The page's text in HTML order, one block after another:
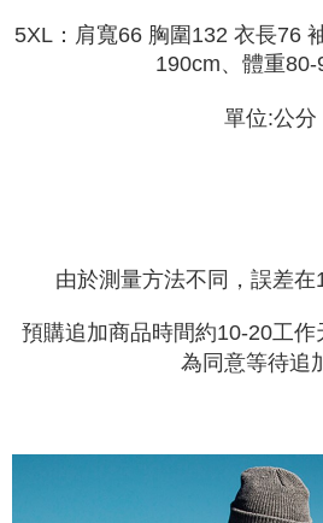
perjanjian menggunakan sistem bil Syarikat.
Untuk memenuhi hubungan kontrak yang
anda (termasuk nama, nombor telefon, atau
style">https://oppay.tw/userRule
1. Perkhidmatan ini disediakan oleh Taiwan
mudah alih boleh segera menggunakan
transaksi Gogo, selepas pengesahan
ansuran yang diingini, tarikh akhir
mengesahkan pembayaran, transaksi akan
Perkhidmatan AFTEE Beli Sekarang Bayar
Taiwan, Inc. dan AFTEE akan membuat bil
akan menggunakan data peribadi yang
penggunaan perkhidmatan. Sila rujuk
Data Peribadi, Pemprosesan, Penggunaan"
mendapatkan kebenaran daripada ibu
Sila hubungi NP Taiwan Inc. di
mempunyai sebarang kebimbangan
5XL：肩寬66 胸圍132 衣長76
190cm、體重80-
單位:公分
由於測量方法不同，誤差在
預購追加商品時間約10-20工
為同意等待追